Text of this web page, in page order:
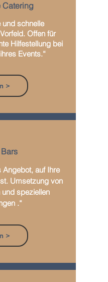
Catering
und schnelle
Offen für
Hilfestellung bei
Events.“
>
Angebot, auf Ihre
Umsetzung von
speziellen
.“
>